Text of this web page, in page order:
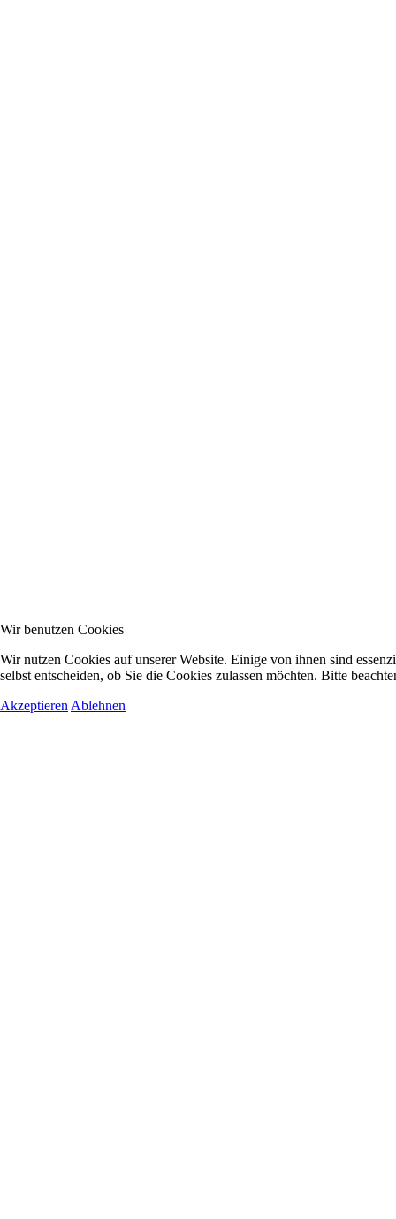
Wir benutzen Cookies
Wir nutzen Cookies auf unserer Website. Einige von ihnen sind
selbst entscheiden, ob Sie die Cookies zulassen möchten. Bitte
Akzeptieren Ablehnen